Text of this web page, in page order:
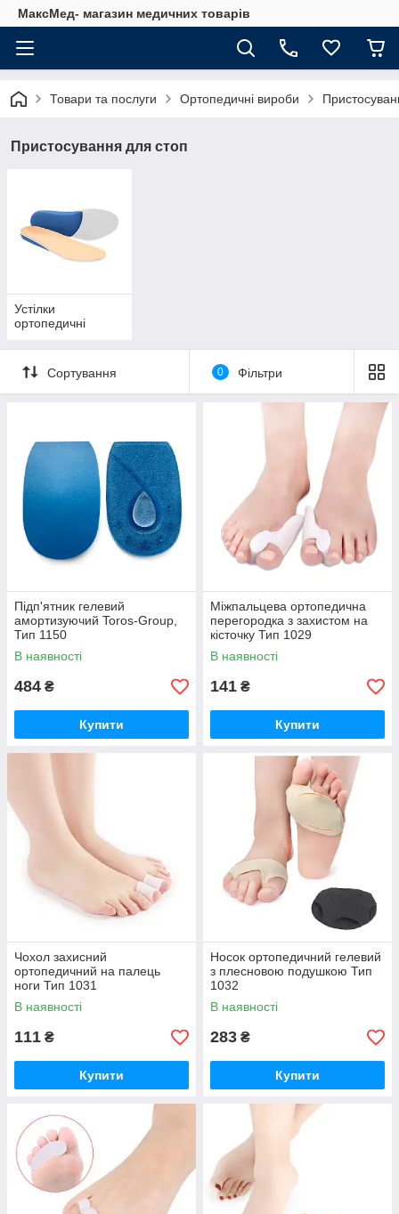
МаксМед- магазин медичних товарів
Товари та послуги Ортопедичні вироби
Пристосування для стоп
Устілки
ортопедичні
Сортування 0 Фільтри
Підп'ятник гелевий
амортизуючий Toros-Group,
Тип 1150
В наявності
484 ₴
Купити
Міжпальцева ортопедична
перегородка з захистом на
кісточку Тип 1029
В наявності
141 ₴
Купити
Чохол захисний
ортопедичний на палець
ноги Тип 1031
В наявності
111 ₴
Купити
Носок ортопедичний гелевий
з плесновою подушкою Тип
1032
В наявності
283 ₴
Купити